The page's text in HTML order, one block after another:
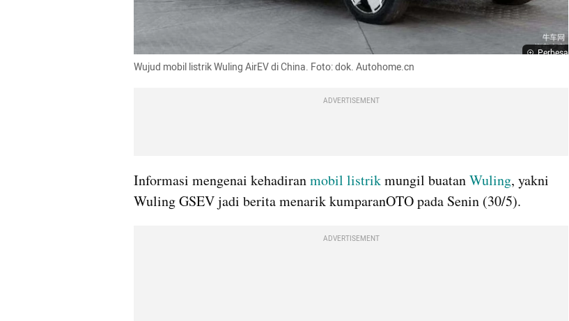
Perbesar
Wujud mobil listrik Wuling AirEV di China. Foto: dok. Autohome.cn
ADVERTISEMENT
Informasi mengenai kehadiran mobil listrik mungil buatan Wuling, yakni
Wuling GSEV jadi berita menarik kumparanOTO pada Senin (30/5).
ADVERTISEMENT